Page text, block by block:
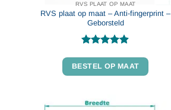
RVS PLAAT OP MAAT
RVS plaat op maat – Anti-fingerprint –
Geborsteld
4.86uit 5
BESTEL OP MAAT